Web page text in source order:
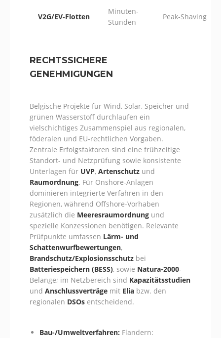
V2G/EV‑Flotten
Minuten-
Stunden
Peak‑Shaving
RECHTSSICHERE
GENEHMIGUNGEN
Belgische Projekte für Wind, Solar, Speicher und
grünen Wasserstoff durchlaufen ein
vielschichtiges Zusammenspiel aus regionalen,
föderalen und EU-rechtlichen Vorgaben.
Zentrale Erfolgsfaktoren sind eine frühzeitige
Standort- und Netzprüfung sowie konsistente
Unterlagen für UVP, Artenschutz und
Raumordnung. Für Onshore-Anlagen
dominieren integrierte Verfahren in den
Regionen, während Offshore-Vorhaben
zusätzlich die Meeresraumordnung und
spezielle Konzessionen benötigen. Relevante
Prüfpunkte umfassen Lärm- und
Schattenwurfbewertungen,
Brandschutz/Explosionsschutz bei
Batteriespeichern (BESS), sowie Natura-2000-
Belange; im Netzbereich sind Kapazitätsstudien
und Anschlussverträge mit Elia bzw. den
regionalen DSOs entscheidend.
Bau-/Umweltverfahren: Flandern: